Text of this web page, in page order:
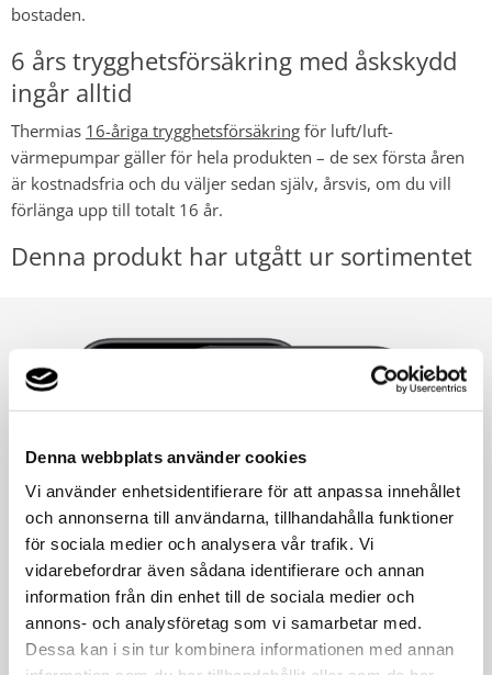
Denna webbplats använder cookies
Vi använder enhetsidentifierare för att anpassa innehållet
och annonserna till användarna, tillhandahålla funktioner
för sociala medier och analysera vår trafik. Vi
vidarebefordrar även sådana identifierare och annan
information från din enhet till de sociala medier och
annons- och analysföretag som vi samarbetar med.
Dessa kan i sin tur kombinera informationen med annan
bostaden.
6 års trygghetsförsäkring med åskskydd
ingår alltid
Thermias 16-åriga trygghetsförsäkring för luft/luft-
värmepumpar gäller för hela produkten – de sex första åren
är kostnadsfria och du väljer sedan själv, årsvis, om du vill
förlänga upp till totalt 16 år.
Denna produkt har utgått ur sortimentet